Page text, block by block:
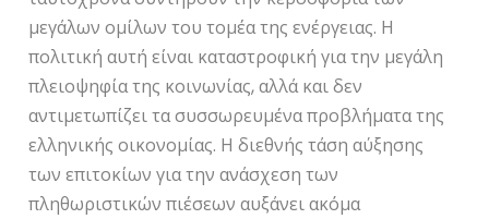
μεγάλων ομίλων του τομέα της ενέργειας. Η
πολιτική αυτή είναι καταστροφική για την μεγάλη
πλειοψηφία της κοινωνίας, αλλά και δεν
αντιμετωπίζει τα συσσωρευμένα προβλήματα της
ελληνικής οικονομίας. Η διεθνής τάση αύξησης
των επιτοκίων για την ανάσχεση των
πληθωριστικών πιέσεων αυξάνει ακόμα